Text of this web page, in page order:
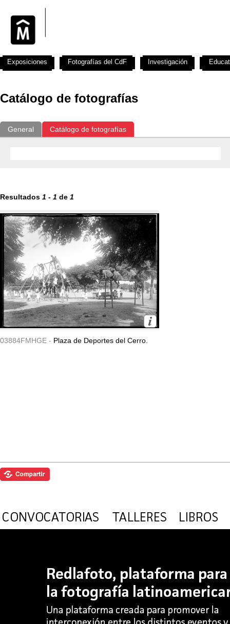
Catálogo de fotografías
General Catálogo de fotografías
Resultados 1 - 1 de 1
03884FMHGE - Plaza de Deportes del Cerro.
Exposiciones Fotografías del CdF Investigación